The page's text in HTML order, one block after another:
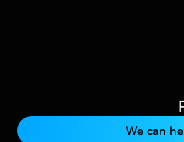
We can